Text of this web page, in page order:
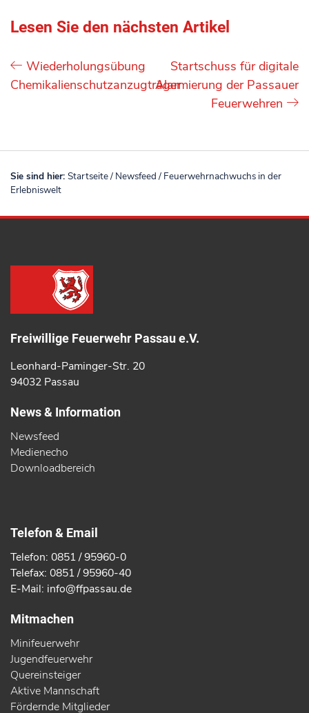
Lesen Sie den nächsten Artikel
Wiederholungsübung
Chemikalienschutzanzugträger
Startschuss für digitale
Alarmierung der Passauer
Feuerwehren
Sie sind hier: Startseite/ Newsfeed/ Feuerwehrnachwuchs in der
Erlebniswelt
Freiwillige Feuerwehr Passau e.V.
Leonhard-Paminger-Str. 20
94032 Passau
News & Information
Newsfeed
Medienecho
Downloadbereich
Telefon & Email
Telefon: 0851 / 95960-0
Telefax: 0851 / 95960-40
E-Mail: info@ffpassau.de
Mitmachen
Minifeuerwehr
Jugendfeuerwehr
Quereinsteiger
Aktive Mannschaft
Fördernde Mitglieder